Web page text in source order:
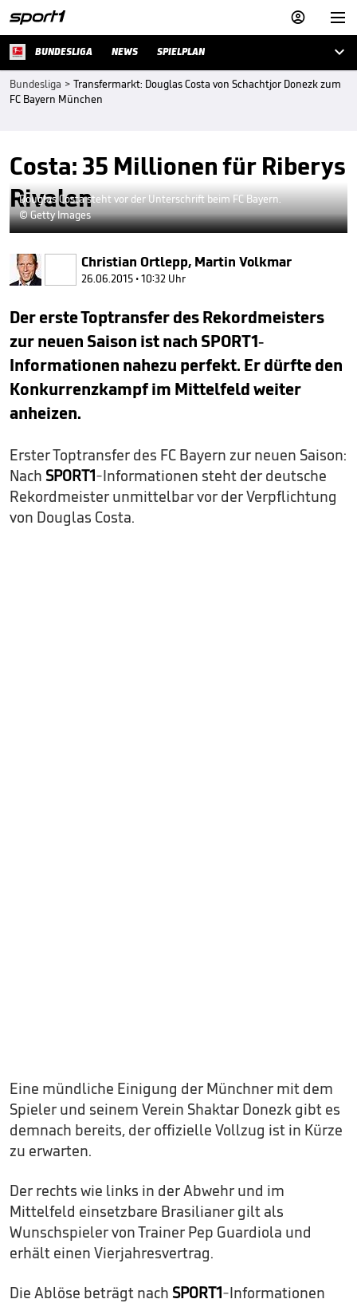


BUNDESLIGA NEWS SPIELPLAN 
Bundesliga > Transfermarkt: Douglas Costa von Schachtjor Donezk zum
FC Bayern München
Costa: 35 Millionen für Riberys
Rivalen
Douglas Costa steht vor der Unterschrift beim FC Bayern.
© Getty Images
Christian Ortlepp, Martin Volkmar
26.06.2015 • 10:32 Uhr
Der erste Toptransfer des Rekordmeisters
zur neuen Saison ist nach SPORT1-
Informationen nahezu perfekt. Er dürfte den
Konkurrenzkampf im Mittelfeld weiter
anheizen.
Erster Toptransfer des FC Bayern zur neuen Saison:
Nach SPORT1-Informationen steht der deutsche
Rekordmeister unmittelbar vor der Verpflichtung
von Douglas Costa.
Eine mündliche Einigung der Münchner mit dem
Spieler und seinem Verein Shaktar Donezk gibt es
demnach bereits, der offizielle Vollzug ist in Kürze
zu erwarten.
Der rechts wie links in der Abwehr und im
Mittelfeld einsetzbare Brasilianer gilt als
Wunschspieler von Trainer Pep Guardiola und
erhält einen Vierjahresvertrag.
Die Ablöse beträgt nach SPORT1-Informationen